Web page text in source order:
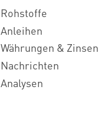
Rohstoffe
Anleihen
Währungen & Zinsen
Nachrichten
Analysen